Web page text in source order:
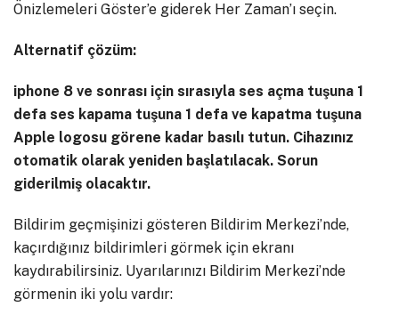
Önizlemeleri Göster’e giderek Her Zaman’ı seçin.
Alternatif çözüm:
iphone 8 ve sonrası için sırasıyla ses açma tuşuna 1
defa ses kapama tuşuna 1 defa ve kapatma tuşuna
Apple logosu görene kadar basılı tutun. Cihazınız
otomatik olarak yeniden başlatılacak. Sorun
giderilmiş olacaktır.
Bildirim geçmişinizi gösteren Bildirim Merkezi’nde,
kaçırdığınız bildirimleri görmek için ekranı
kaydırabilirsiniz. Uyarılarınızı Bildirim Merkezi’nde
görmenin iki yolu vardır: